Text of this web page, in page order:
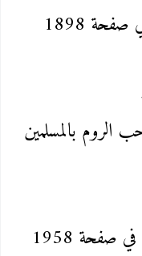
بحسب الطبعة التي بين يدي في صفحة 1898
بالمسلمين
وإذا ما اقتربنا إلى سنة 245 في صفحة 1958